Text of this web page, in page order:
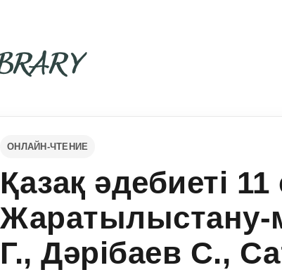
ОНЛАЙН-ЧТЕНИЕ
Қазақ әдебиеті
Жаратылыстану-
Г., Дәрібаев С.,